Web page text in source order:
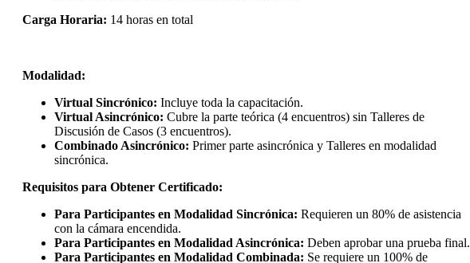
Carga Horaria: 14 horas en total
Modalidad:
Virtual Sincrónico: Incluye toda la capacitación.
Virtual Asincrónico: Cubre la parte teórica (4 encuentros) sin Talleres de
Discusión de Casos (3 encuentros).
Combinado Asincrónico: Primer parte asincrónica y Talleres en modalidad
sincrónica.
Requisitos para Obtener Certificado:
Para Participantes en Modalidad Sincrónica: Requieren un 80% de asistencia
con la cámara encendida.
Para Participantes en Modalidad Asincrónica: Deben aprobar una prueba final.
Para Participantes en Modalidad Combinada: Se requiere un 100% de